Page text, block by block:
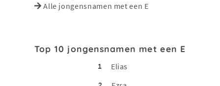
Alle jongensnamen met een E
Top 10 jongensnamen met een E
1
Elias